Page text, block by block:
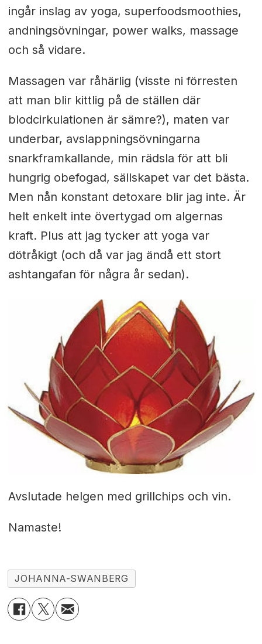
ingår inslag av yoga, superfoodsmoothies,
andningsövningar, power walks, massage
och så vidare.
Massagen var råhärlig (visste ni förresten
att man blir kittlig på de ställen där
blodcirkulationen är sämre?), maten var
underbar, avslappningsövningarna
snarkframkallande, min rädsla för att bli
hungrig obefogad, sällskapet var det bästa.
Men nån konstant detoxare blir jag inte. Är
helt enkelt inte övertygad om algernas
kraft. Plus att jag tycker att yoga var
dötråkigt (och då var jag ändå ett stort
ashtangafan för några år sedan).
Avslutade helgen med grillchips och vin.
Namaste!
JOHANNA-SWANBERG